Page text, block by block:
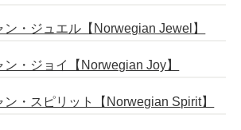
ン・ジュエル【Norwegian Jewel】
ン・ジョイ【Norwegian Joy】
ン・スピリット【Norwegian Spirit】